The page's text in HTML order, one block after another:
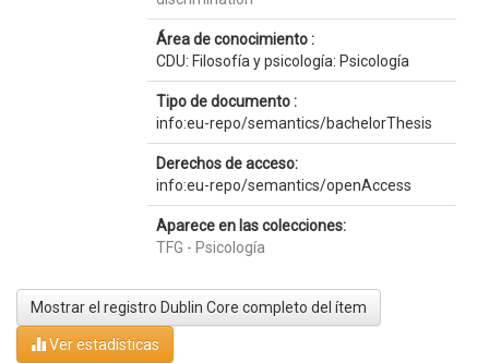
Área de conocimiento :
CDU: Filosofía y psicología: Psicología
Tipo de documento :
info:eu-repo/semantics/bachelorThesis
Derechos de acceso:
info:eu-repo/semantics/openAccess
Aparece en las colecciones:
TFG - Psicología
Mostrar el registro Dublin Core completo del ítem
Ver estadísticas